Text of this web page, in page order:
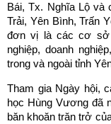
Bái, Tx. Nghĩa Lộ và
Trải, Yên Bình, Trấn
đơn vị là các cơ sở
nghiệp, doanh
trong và ngoài tỉnh
Tham gia Ngày hội,
học Hùng Vương đã
băn khoăn trăn trở